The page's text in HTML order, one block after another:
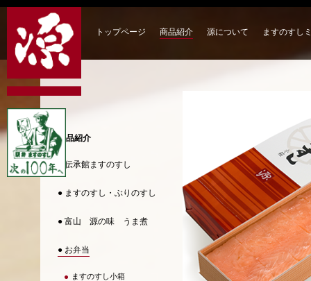
トップページ 商品紹介 源について ますのすし
商品紹介
● 伝承館ますのすし
● ますのすし・ぶりのすし
● 富山 源の味 うま煮
● お弁当
ますのすし小箱